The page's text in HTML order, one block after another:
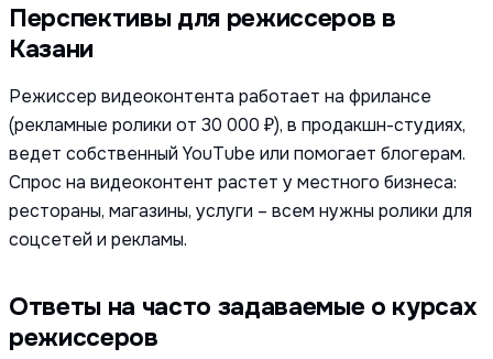
Перспективы для режиссеров в
Казани
Режиссер видеоконтента работает на фрилансе
(рекламные ролики от 30 000 ₽), в продакшн-студиях,
ведет собственный YouTube или помогает блогерам.
Спрос на видеоконтент растет у местного бизнеса:
рестораны, магазины, услуги – всем нужны ролики для
соцсетей и рекламы.
Ответы на часто задаваемые о курсах
режиссеров